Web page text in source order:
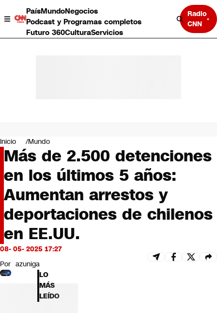
PaísMundoNegocios
Podcast y Programas completos
Futuro 360CulturaServicios
Radio
CNN
Negocios
Deportes
Programas completos
Cultura
Servicios
Bits
CNN tiempo
Futuro 360
Opinión
Inicio Mundo
Más de 2.500 detenciones
en los últimos 5 años:
Aumentan arrestos y
deportaciones de chilenos
en EE.UU.
08- 05- 2025 17:27
Por azuniga
LO
MÁS
LEÍDO